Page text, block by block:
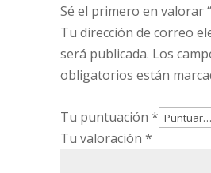
Sé el primero en valorar
Tu dirección de correo
será publicada. Los
obligatorios están
Tu puntuación *
Tu valoración *